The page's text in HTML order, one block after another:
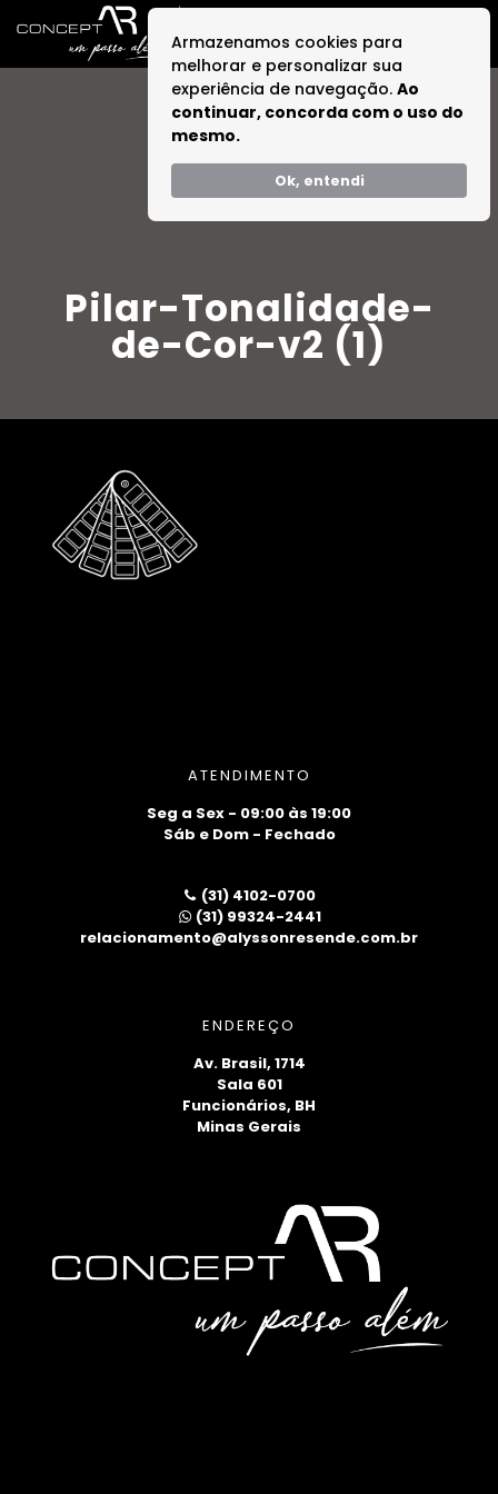
Armazenamos cookies para
melhorar e personalizar sua
experiência de navegação. Ao
continuar, concorda com o uso do
mesmo.
Ok, entendi
Pilar-Tonalidade-
de-Cor-v2 (1)
ATENDIMENTO
Seg a Sex - 09:00 às 19:00
Sáb e Dom - Fechado
(31) 4102-0700
(31) 99324-2441
relacionamento@alyssonresende.com.br
ENDEREÇO
Av. Brasil, 1714
Sala 601
Funcionários, BH
Minas Gerais